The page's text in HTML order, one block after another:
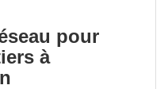
pour
à